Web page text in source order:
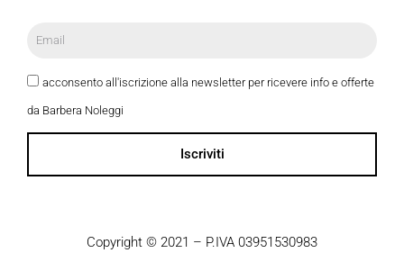
acconsento all'iscrizione alla newsletter per ricevere info e offerte
da Barbera Noleggi
Iscriviti
Copyright © 2021 – P.IVA 03951530983